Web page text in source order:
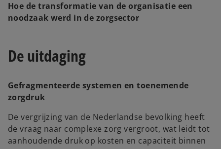
Hoe de transformatie van de organisatie een
noodzaak werd in de zorgsector
De uitdaging
Gefragmenteerde systemen en toenemende
zorgdruk
De vergrijzing van de Nederlandse bevolking heeft
de vraag naar complexe zorg vergroot, wat leidt tot
aanhoudende druk op kosten en capaciteit binnen